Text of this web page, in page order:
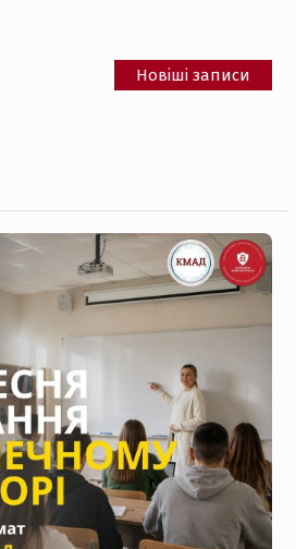
Новіші записи